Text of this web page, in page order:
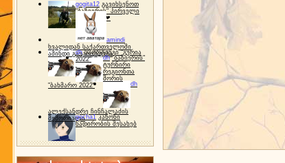
gogita12 გავიხსენოთ
"ბაზიერის" პირველი
ტურნირი ❤
amindi
ხვალიდან საქართველოში
ამინდი გაუარესდება
dh სპორტინგი "გურია
2022"
dh "ბაზიერის"
ტურნირი
რეგიონთა
შორის
"ბახმარო 2022"
dh
ალექსანდრე ჩინჩალაძის
მემორიალიgocha1 კანონი
ნადირობის შესახებ